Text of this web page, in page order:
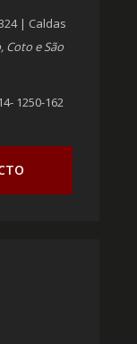
| Caldas
Coto e São
1250-162